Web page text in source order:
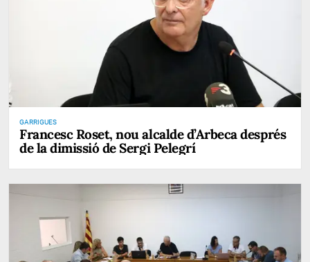
GARRIGUES
Francesc Roset, nou alcalde d’Arbeca després
de la dimissió de Sergi Pelegrí